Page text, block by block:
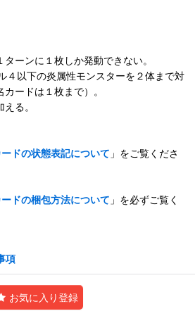
ーンに１枚しか発動できない。
４以下の炎属性モンスターを２体まで対
ードは１枚まで）。
る。
ードの状態表記について 」をご覧くださ
ードの梱包方法について 」を必ずご覧く
項
お気に入り登録